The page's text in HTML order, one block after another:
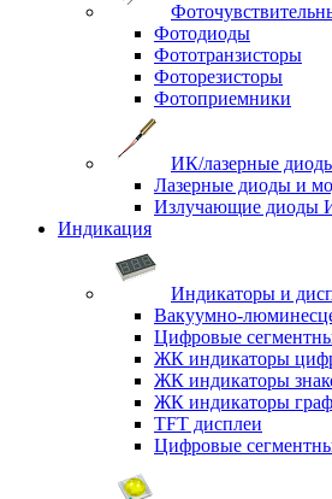
Фотодиоды
Фототранзисторы
Фоторезисторы
Фотоприемники
ИК/лазерные
Лазерные диоды и
Излучающие диоды
Индикация
Индикаторы и
Вакуумно-
Цифровые
ЖК индикаторы
ЖК индикаторы
ЖК индикаторы
TFT дисплеи
Цифровые